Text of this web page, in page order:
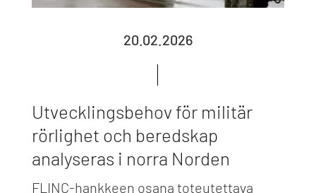
20.02.2026
Utvecklingsbehov för militär
rörlighet och beredskap
analyseras i norra Norden
FLINC-hankkeen osana toteutettava